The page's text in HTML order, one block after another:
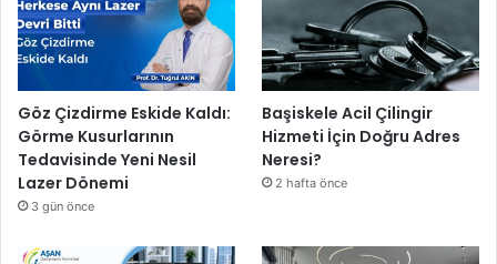
Göz Çizdirme Eskide Kaldı:
Görme Kusurlarının
Tedavisinde Yeni Nesil
Lazer Dönemi
3 gün önce
Başiskele Acil Çilingir
Hizmeti İçin Doğru Adres
Neresi?
2 hafta önce